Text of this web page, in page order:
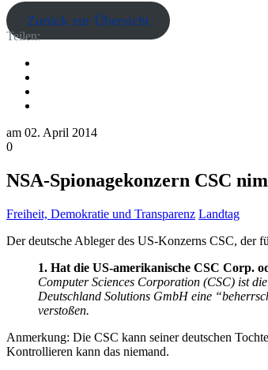
Zurück zur Übersicht
Teilen:
am 02. April 2014
0
NSA-Spionagekonzern CSC
Freiheit, Demokratie und Transparenz Landtag
Der deutsche Ableger des US-Konzerns CSC, der
1. Hat die US-amerikanische CSC Corp.
Computer Sciences Corporation (CSC) ist
Deutschland Solutions GmbH eine
verstoßen.
Anmerkung: Die CSC kann seiner deutschen
Kontrollieren kann das niemand.